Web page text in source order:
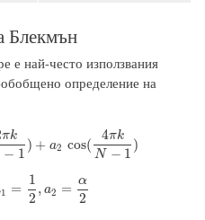
Блекмън
е най-често използвания
определение на
πk
− 1
) + a2 cos(
4πk
N − 1
)
−1)+a2cos 4πkN−1)
1 =
1
2
, a2 =
α
2
1 =12 ,a2=α 2